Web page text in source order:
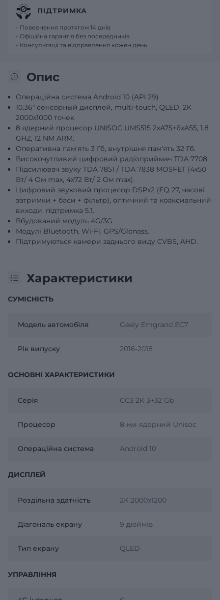
Опис
Операційна система Android 10 (API 29)
10.36" сенсорный дисплей, multi-touch, QLED, 2K
2000x1000 точек
8 ядерний процесор UNISOC UMS515 2хA75+6хA55, 1.8
GHZ, 12 NM ARM.
Оперативна пам'ять 3 Гб, внутрішня пам'ять 32 Гб.
Високочутливий цифровий радіоприймач TDA 7708.
Підсилювач звуку TDA 7851 / TDA 7838 MOSFET (4х50
Вт/ 4 Oм max, 4х72 Вт/ 2 Oм max).
Цифровий звуковий процесор DSPх2 (EQ 27, часові
затримки + баси + фільтр), оптичний та коаксиальний
виходи. підтримка 5.1.
Вбудований модуль 4G/3G.
Модулі Bluetooth, Wi-Fi, GPS/Glonass.
Підтримуються камери заднього виду CVBS, AHD.
Характеристики
СУМІСНІСТЬ
Модель автомобіля Geely Emgrand EC7
Рік випуску 2016-2018
ОСНОВНІ ХАРАКТЕРИСТИКИ
Серія CC3 2K 3+32 Gb
Процесор 8-ми ядерний Unisoc
Операційна система Android 10
ДИСПЛЕЙ
Роздільна здатність 2К 2000х1200
Діагональ екрану 9 дюймів
Тип екрану QLED
УПРАВЛІННЯ
ПІДТРИМКА
- Повернення протягом 14 днів
- Офіційна гарантія без посередників
- Консультації та відправлення кожен день